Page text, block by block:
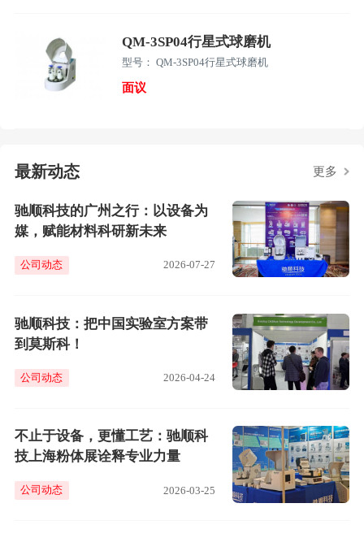
QM-3SP04行星式球磨机
型号： QM-3SP04行星式球磨机
面议
最新动态 更多
驰顺科技的广州之行：以设备为
媒，赋能材料科研新未来
公司动态 2026-07-27
驰顺科技：把中国实验室方案带
到莫斯科！
公司动态 2026-04-24
不止于设备，更懂工艺：驰顺科
技上海粉体展诠释专业力量
公司动态 2026-03-25